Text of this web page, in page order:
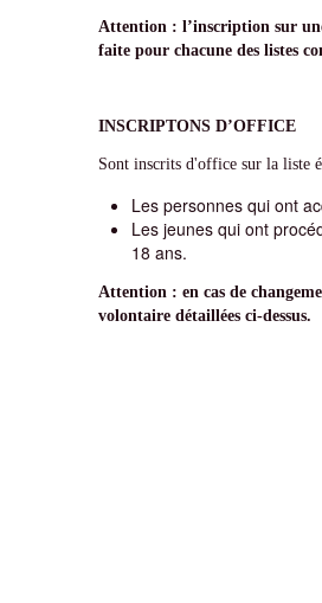
Attention : l’inscription sur
faite pour chacune des listes
INSCRIPTONS D’OFFICE
Sont inscrits d'office sur la liste
Les personnes qui ont
Les jeunes qui ont
18 ans.
Attention : en cas de
volontaire détaillées ci-dessus.